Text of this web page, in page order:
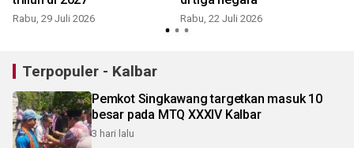
Rabu, 29 Juli 2026 Rabu, 22 Juli 2026
Terpopuler - Kalbar
Pemkot Singkawang targetkan masuk 10
besar pada MTQ XXXIV Kalbar
3 hari lalu